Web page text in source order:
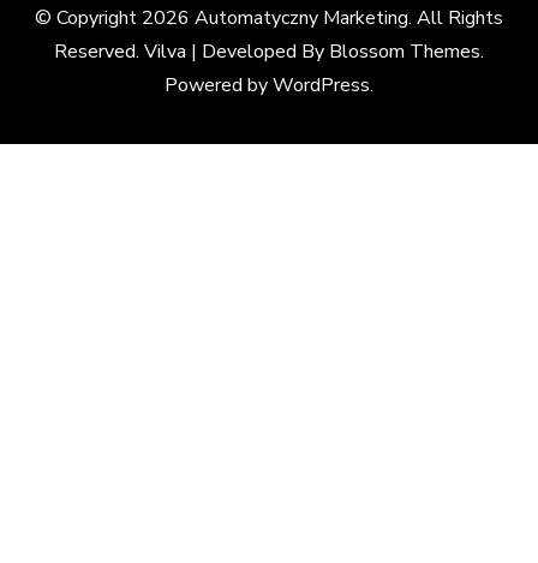
© Copyright 2026 Automatyczny Marketing. All Rights
Reserved. Vilva | Developed By Blossom Themes.
Powered byWordPress.